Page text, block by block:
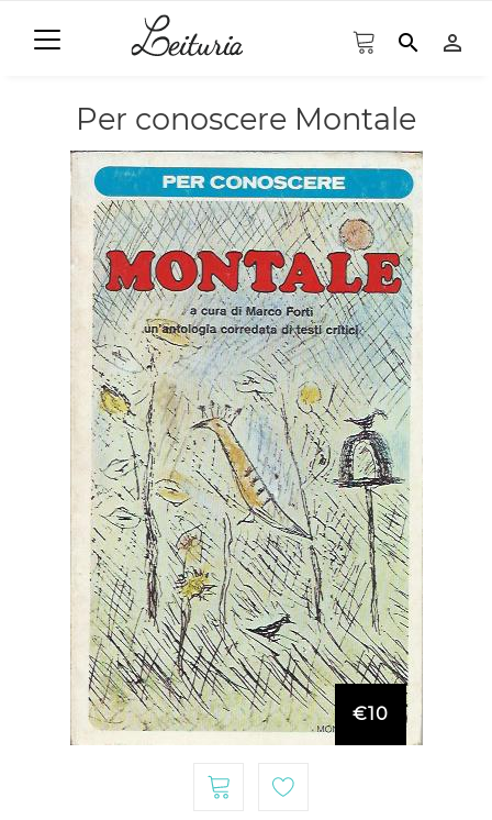
search person_outline
Per conoscere Montale
€10